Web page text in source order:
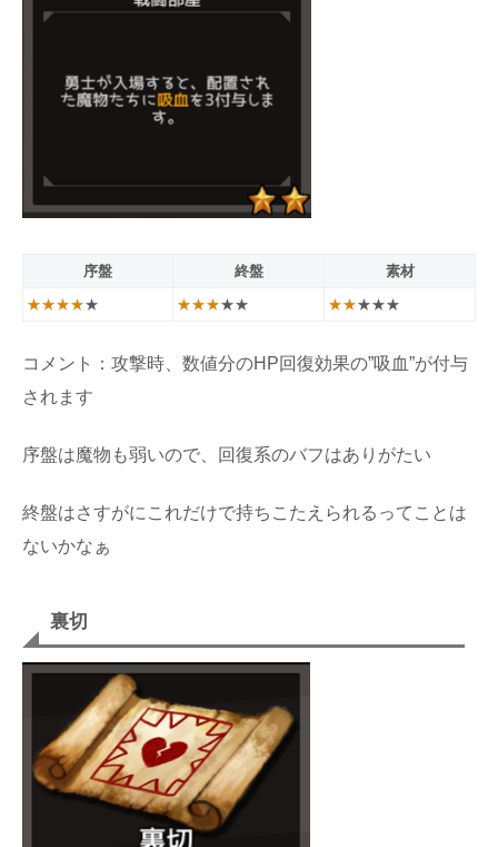
序盤 終盤
素材
★★★★★ ★★★★★ ★★★★★
コメント：攻撃時、数値分のHP回復効果の”吸血”が付与
されます
序盤は魔物も弱いので、回復系のバフはありがたい
終盤はさすがにこれだけで持ちこたえられるってことは
ないかなぁ
裏切